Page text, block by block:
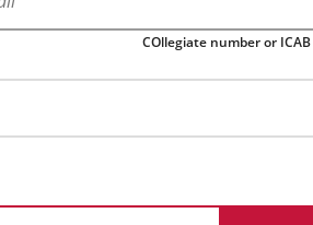
COllegiate number or